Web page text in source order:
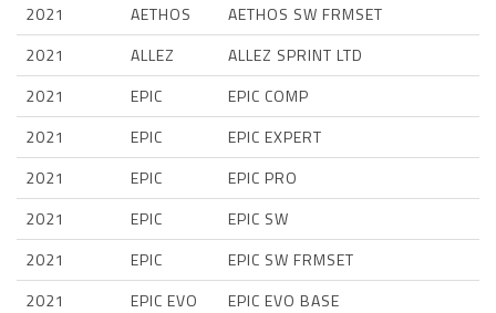
2021
AETHOS
AETHOS SW FRMSET
2021
ALLEZ
ALLEZ SPRINT LTD
2021
EPIC
EPIC COMP
2021
EPIC
EPIC EXPERT
2021
EPIC
EPIC PRO
2021
EPIC
EPIC SW
2021
EPIC
EPIC SW FRMSET
2021
EPIC EVO
EPIC EVO BASE